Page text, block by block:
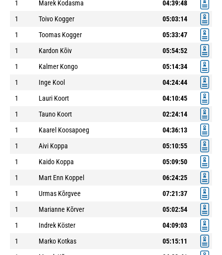
1
Marek Kodasma
04:39:48
1
Toivo Kogger
05:03:14
1
Toomas Kogger
05:33:47
1
Kardon Kõiv
05:54:52
1
Kalmer Kongo
05:14:34
1
Inge Kool
04:24:44
1
Lauri Koort
04:10:45
1
Tauno Koort
02:24:14
1
Kaarel Koosapoeg
04:36:13
1
Aivi Koppa
05:10:55
1
Kaido Koppa
05:09:50
1
Mart Enn Koppel
06:24:25
1
Urmas Kõrgvee
07:21:37
1
Marianne Kõrver
05:02:54
1
Indrek Köster
04:09:03
1
Marko Kotkas
05:15:11